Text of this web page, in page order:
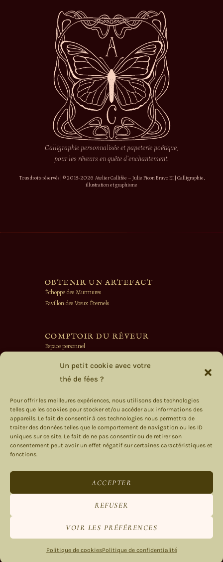
Un petit cookie avec votre
thé de fées ?
Pour offrir les meilleures expériences, nous utilisons des technologies
telles que les cookies pour stocker et/ou accéder aux informations des
appareils. Le fait de consentir à ces technologies nous permettra de
traiter des données telles que le comportement de navigation ou les ID
uniques sur ce site. Le fait de ne pas consentir ou de retirer son
consentement peut avoir un effet négatif sur certaines caractéristiques et
fonctions.
ACCEPTER
REFUSER
VOIR LES PRÉFÉRENCES
Politique de cookiesPolitique de confidentialité
Calligraphie personnalisée et papeterie poétique,
pour les rêveurs en quête d’enchantement.
Tous droits réservés | © 2018-2026 Atelier Callifée – Julie Picon Bravo EI | Calligraphie,
illustration et graphisme
OBTENIR UN ARTEFACT
Échoppe des Murmures
Pavillon des Vœux Éternels
COMPTOIR DU RÊVEUR
Espace personnel
Livraison
On s’écrit ?
Rétractation
Mentions